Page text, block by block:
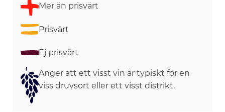
Mer än prisvärt
Prisvärt
Ej prisvärt
Anger att ett visst vin är typiskt för en
viss druvsort eller ett visst distrikt.